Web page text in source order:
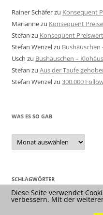
Rainer Schäferzu Konsequent
Mariannezu Konsequent
Stefan zu Konsequent Preiswert
Stefan Wenzelzu Bushäuschen
Usch zu Bushäuschen –
Stefan zu Aus der Taufe
Stefan Wenzelzu 300.000
WAS ES SO GAB
Was
es
so
SCHLAGWÖRTER
Diese Seite verwendet
verbessern. Mit der